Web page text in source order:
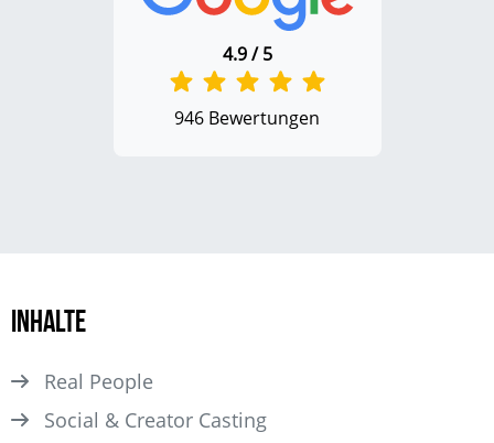
4.9 / 5
946 Bewertungen
Inhalte
Real People
Social & Creator Casting